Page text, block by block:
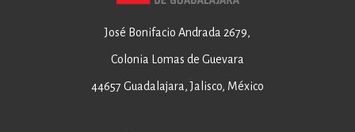
José Bonifacio Andrada 2679,
Colonia Lomas de Guevara
44657 Guadalajara, Jalisco, México